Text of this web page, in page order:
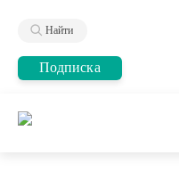
Найти
Подписка